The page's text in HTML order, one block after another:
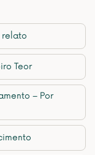
relato
Teor
– Por